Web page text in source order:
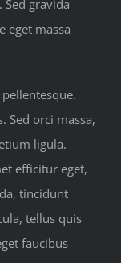
gravida
eget massa
Sed orci massa,
ligula.
efficitur eget,
tincidunt
tellus quis
faucibus